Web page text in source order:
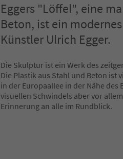
Eggers "Löffel", eine
Beton, ist ein
Künstler Ulrich Egger.
Die Skulptur ist ein Werk des
Die Plastik aus Stahl und Beton ist
in der Europaallee in der Nähe
visuellen Schwindels aber vor
Erinnerung an alle im Rundblick.